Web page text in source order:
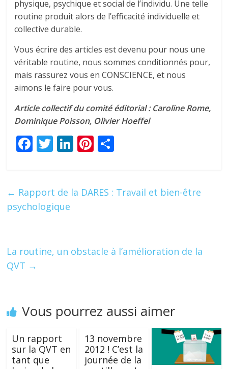
physique, psychique et social de l’individu. Une telle
routine produit alors de l’efficacité individuelle et
collective durable.
Vous écrire des articles est devenu pour nous une
véritable routine, nous sommes conditionnés pour,
mais rassurez vous en CONSCIENCE, et nous
aimons le faire pour vous.
Article collectif du comité éditorial : Caroline Rome,
Dominique Poisson, Olivier Hoeffel
F
b
o
T
er
Li
e
Pi
e g
← Rapport de la DARES : Travail et bien-être
psychologique
La routine, un obstacle à l’amélioration de la
QVT →
Vous pourrez aussi aimer
Un rapport
sur la QVT en
tant que
13 novembre
2012 ! C’est la
journée de la